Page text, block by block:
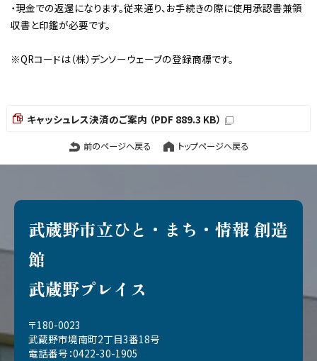
・現金での返還になります。従来通り、お手続きの際に使用承認書兼領
収書と印鑑が必要です。
※QRコードは（株）デンソーウェーブの登録商標です。
キャッシュレス決済のご案内 （PDF 889.3 KB）
前のページへ戻る トップページへ戻る
武蔵野市立ひと・まち・情報 創造
館
武蔵野プレイス
〒180-0023
武蔵野市境南町2丁目3番18号
電話番号：0422-30-1905